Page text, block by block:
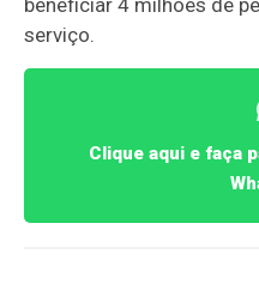
beneficiar 4 milhões de
serviço.
Clique aqui e faça